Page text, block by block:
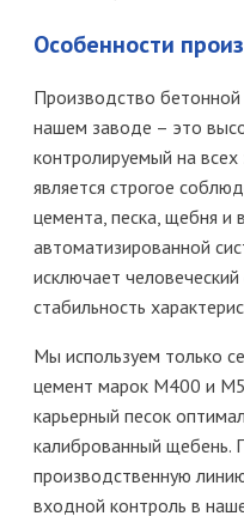
Особенности
Производство бетонной
нашем заводе – это
контролируемый на
является строгое
цемента, песка, щебня и
автоматизированной
исключает
стабильность
Мы используем только
цемент марок М400 и
карьерный песок
калиброванный щебень.
производственную
входной контроль в